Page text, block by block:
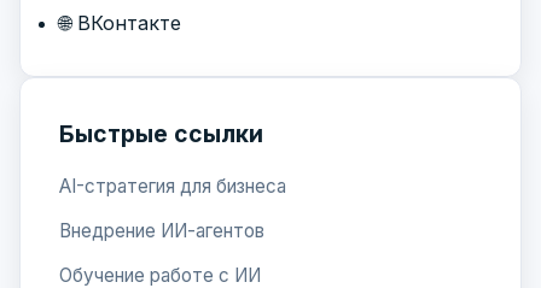
🌐 ВКонтакте
Быстрые ссылки
AI-стратегия для бизнеса
Внедрение ИИ-агентов
Обучение работе с ИИ